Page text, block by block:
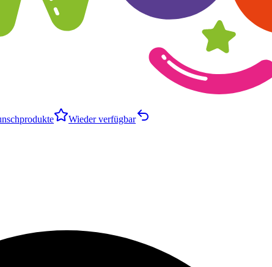
Wieder verfügbar